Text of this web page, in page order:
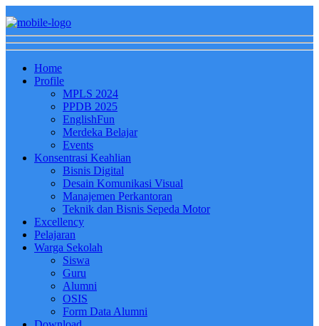
Home
Profile
MPLS 2024
PPDB 2025
EnglishFun
Merdeka Belajar
Events
Konsentrasi Keahlian
Bisnis Digital
Desain Komunikasi Visual
Manajemen Perkantoran
Teknik dan Bisnis Sepeda Motor
Excellency
Pelajaran
Warga Sekolah
Siswa
Guru
Alumni
OSIS
Form Data Alumni